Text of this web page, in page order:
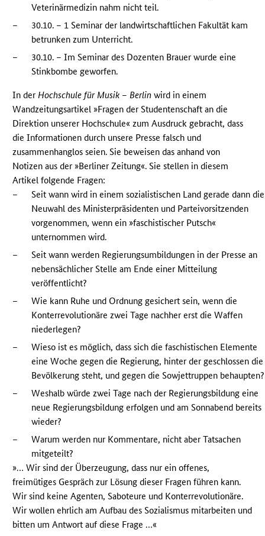
Veterinärmedizin nahm nicht teil.
–
30.10. – 1 Seminar der landwirtschaftlichen Fakultät kam
betrunken zum Unterricht.
–
30.10. – Im Seminar des Dozenten Brauer wurde eine
Stinkbombe geworfen.
In derHochschule für Musik – Berlin wird in einem
Wandzeitungsartikel »Fragen der Studentenschaft an die
Direktion unserer Hochschule« zum Ausdruck gebracht, dass
die Informationen durch unsere Presse falsch und
zusammenhanglos seien. Sie beweisen das anhand von
Notizen aus der »Berliner Zeitung«. Sie stellen in diesem
Artikel folgende Fragen:
–
Seit wann wird in einem sozialistischen Land gerade dann die
Neuwahl des Ministerpräsidenten und Parteivorsitzenden
vorgenommen, wenn ein »faschistischer Putsch«
unternommen wird.
–
Seit wann werden Regierungsumbildungen in der Presse an
nebensächlicher Stelle am Ende einer Mitteilung
veröffentlicht?
–
Wie kann Ruhe und Ordnung gesichert sein, wenn die
Konterrevolutionäre zwei Tage nachher erst die Waffen
niederlegen?
–
Wieso ist es möglich, dass sich die faschistischen Elemente
eine Woche gegen die Regierung, hinter der geschlossen die
Bevölkerung steht, und gegen die Sowjettruppen behaupten?
–
Weshalb würde zwei Tage nach der Regierungsbildung eine
neue Regierungsbildung erfolgen und am Sonnabend bereits
wieder?
–
Warum werden nur Kommentare, nicht aber Tatsachen
mitgeteilt?
»… Wir sind der Überzeugung, dass nur ein offenes,
freimütiges Gespräch zur Lösung dieser Fragen führen kann.
Wir sind keine Agenten, Saboteure und Konterrevolutionäre.
Wir wollen ehrlich am Aufbau des Sozialismus mitarbeiten und
bitten um Antwort auf diese Frage …«